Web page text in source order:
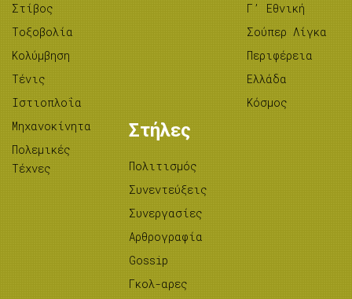
Στίβος
Tοξοβολία
Κολύμβηση
Τένις
Ιστιοπλοΐα
Μηχανοκίνητα
Πολεμικές
Τέχνες
Γ’ Εθνική
Σούπερ Λίγκα
Περιφέρεια
Ελλάδα
Κόσμος
Στήλες
Πολιτισμός
Συνεντεύξεις
Συνεργασίες
Αρθρογραφία
Gossip
Γκολ-αρες